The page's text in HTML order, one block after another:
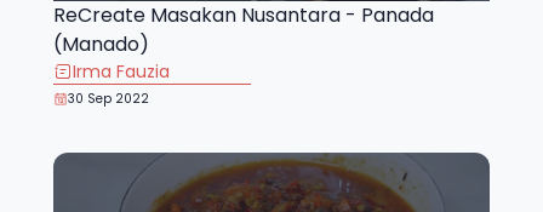
ReCreate Masakan Nusantara - Panada
(Manado)
Irma Fauzia
30 Sep 2022